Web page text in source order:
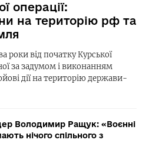
операції:
на територію рф та
роки від початку Курської
за задумом і виконанням
дії на територію держави-
Володимир Ращук: «Воєнні
нічого спільного з